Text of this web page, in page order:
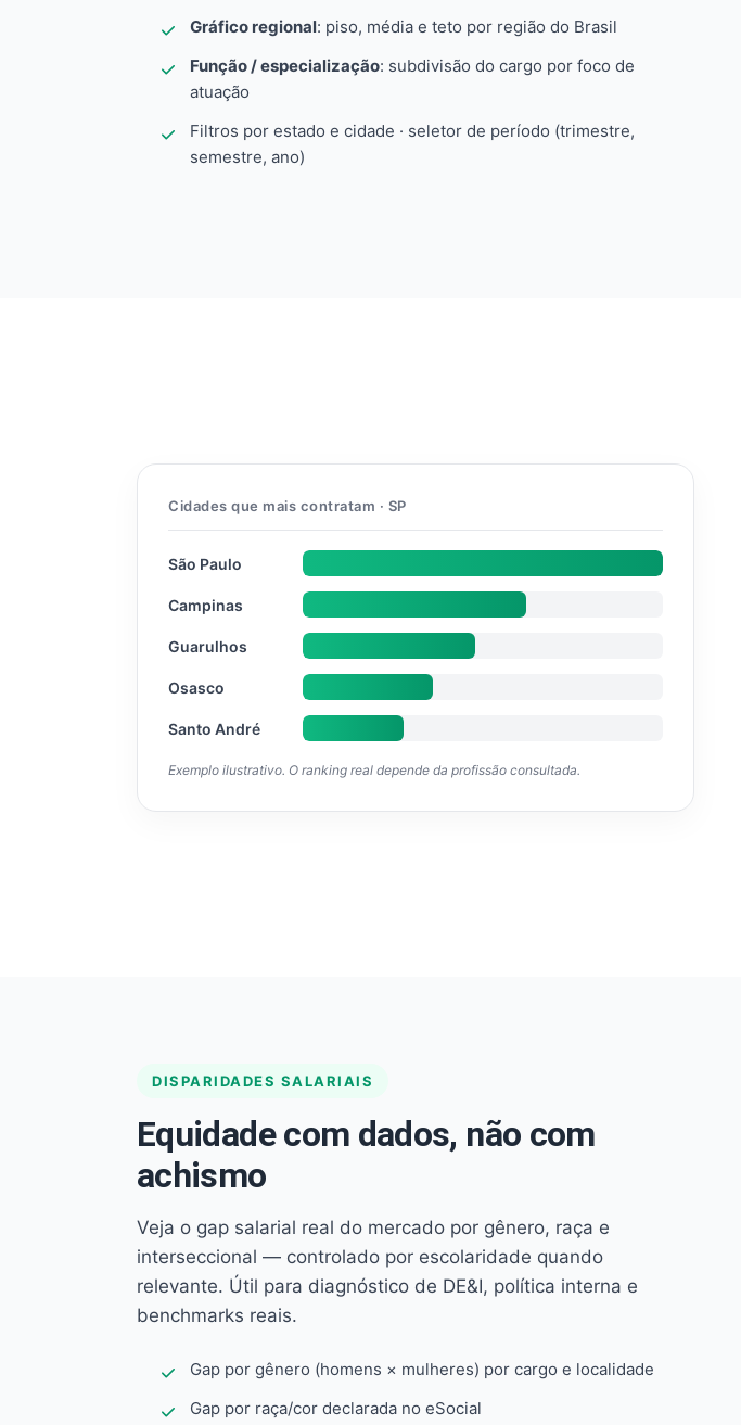
Gráfico regional: piso, média e teto por região do Brasil
Função / especialização: subdivisão do cargo por foco de
atuação
Filtros por estado e cidade · seletor de período (trimestre,
semestre, ano)
Cidades que mais contratam · SP
São Paulo
Campinas
Guarulhos
Osasco
Santo André
Exemplo ilustrativo. O ranking real depende da profissão consultada.
DISPARIDADES SALARIAIS
Equidade com dados, não com
achismo
Veja o gap salarial real do mercado por gênero, raça e
interseccional — controlado por escolaridade quando
relevante. Útil para diagnóstico de DE&I, política interna e
benchmarks reais.
Gap por gênero (homens × mulheres) por cargo e localidade
Gap por raça/cor declarada no eSocial